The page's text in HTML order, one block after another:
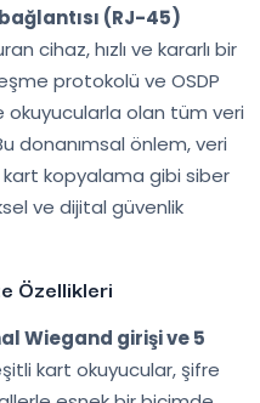
(RJ-45)
cihaz, hızlı ve kararlı bir
protokolü ve OSDP
olan tüm veri
donanımsal önlem, veri
kopyalama gibi siber
ve dijital güvenlik
Özellikleri
Wiegand girişi ve 5
kart okuyucular, şifre